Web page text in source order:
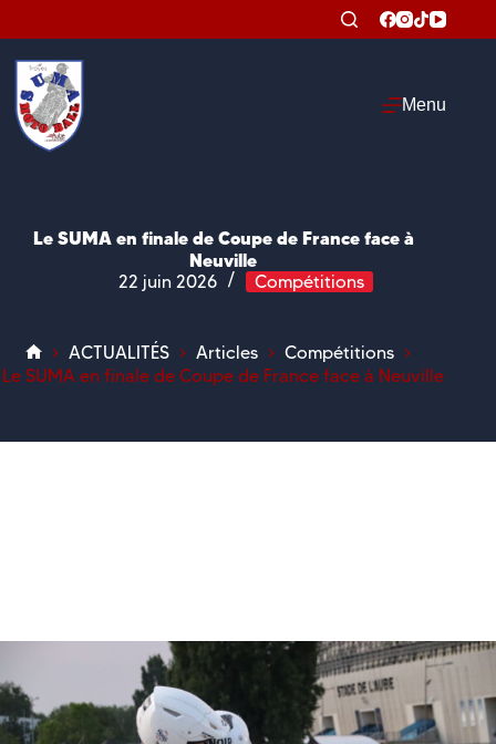
Menu
Le SUMA en finale de Coupe de France face à
Neuville
22 juin 2026 Compétitions
Accueil
ACTUALITÉS Articles
Compétitions
Le SUMA en finale de Coupe de France face à Neuville